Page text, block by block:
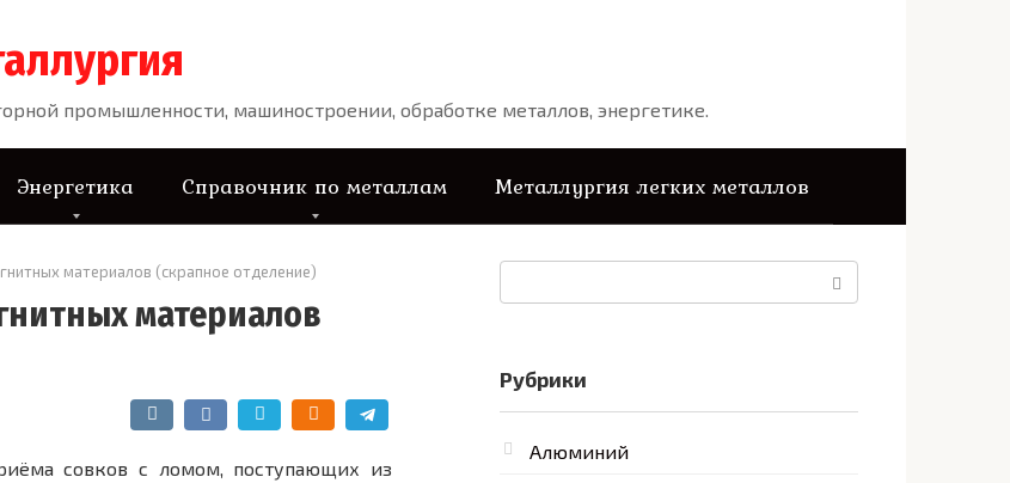
промышленности, машиностроении, обработке металлов, энергетике.
Энергетика Справочник по металлам Металлургия легких металлов
материалов (скрапное отделение)
материалов
совков с ломом, поступающих из
Рубрики
Алюминий